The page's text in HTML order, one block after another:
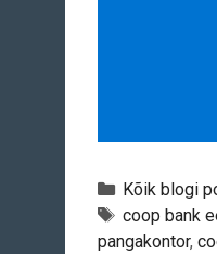
Categories
Kõik blogi
Tags
coop bank
pangakontor,